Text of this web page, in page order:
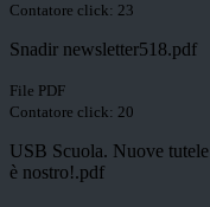
Contatore click: 23
Snadir newsletter518.pdf
File PDF
Contatore click: 20
USB Scuola. Nuove
è nostro!.pdf